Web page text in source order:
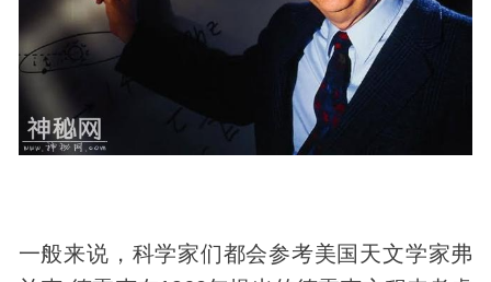
一般来说，科学家们都会参考美国天文学家弗